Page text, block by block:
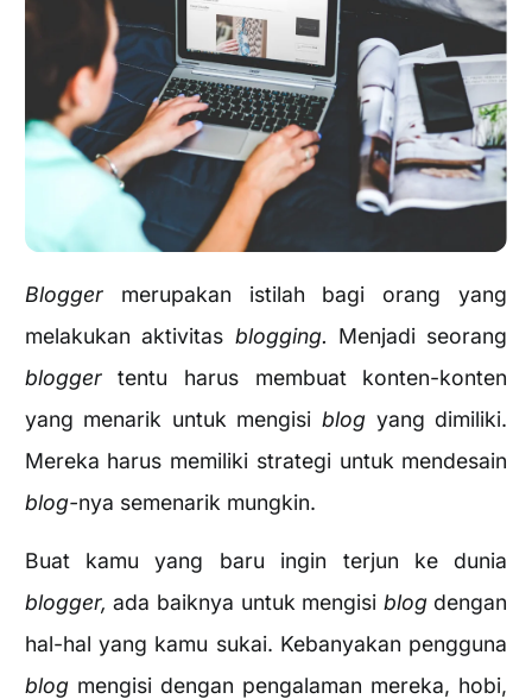
Blogger merupakan istilah bagi orang yang
melakukan aktivitas blogging. Menjadi seorang
bloggertentu harus membuat konten-konten
yang menarik untuk mengisiblog yang dimiliki.
Mereka harus memiliki strategi untuk mendesain
blog-nya semenarik mungkin.
Buat kamu yang baru ingin terjun ke dunia
blogger,ada baiknya untuk mengisi blogdengan
hal-hal yang kamu sukai. Kebanyakan pengguna
blogmengisi dengan pengalaman mereka, hobi,